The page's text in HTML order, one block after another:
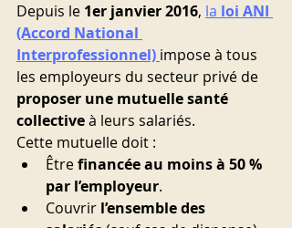
Depuis le 1er janvier 2016, la loi ANI
(Accord National
Interprofessionnel) impose à tous
les employeurs du secteur privé de
proposer une mutuelle santé
collective à leurs salariés.
Cette mutuelle doit :
Être financée au moins à 50 %
par l’employeur.
Couvrir l’ensemble des